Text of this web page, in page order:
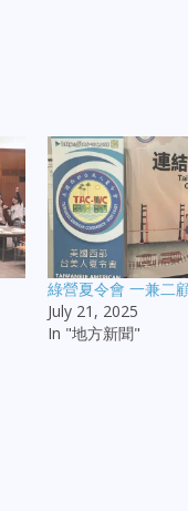
綠營夏令會 一兼二
July 21, 2025
In "地方新聞"